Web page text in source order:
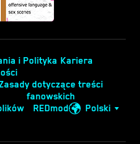
i Polityka Kariera
dotyczące treści
fanowskich
REDmod Polski